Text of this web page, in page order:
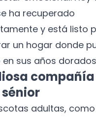
ha recuperado
y está listo
un hogar donde
en sus años
compañía
adultas, como